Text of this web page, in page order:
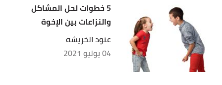
5 خطوات لحل المشاكل
والنزاعات بين الإخوة
عنود الخريشه
04 يوليو 2021